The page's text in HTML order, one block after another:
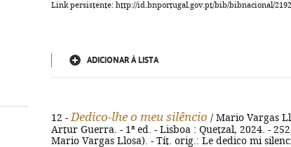
Link persistente: http://id.bnportugal.gov.pt/bib/bibnacional/
ADICIONAR À LISTA
12 - Dedico-lhe o meu silêncio / Mario Vargas
Artur Guerra. - 1ª ed. - Lisboa : Quetzal, 2024. -
Mario Vargas Llosa). - Tít. orig.: Le dedico mi